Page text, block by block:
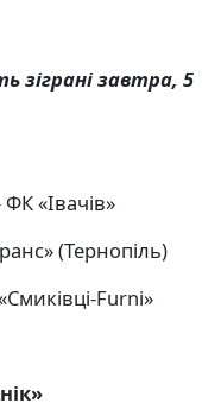
зіграні завтра, 5
«Івачів»
(Тернопіль)
Furni»